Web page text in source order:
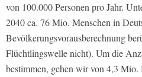
von 100.000 Personen pro Jahr.
2040 ca. 76 Mio. Menschen in
Bevölkerungsvorausberechnung
Flüchtlingswelle nicht). Um die
bestimmen, gehen wir von 4,3